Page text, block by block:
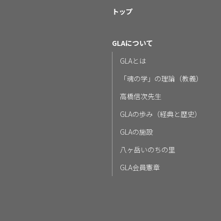
トップ
GLAについて
GLAとは
「魂の学」の理論（教義）
高橋信次先生
GLAの歩み（経典と歴史）
GLAの施設
八ヶ岳いのちの里
GLA会員憲章